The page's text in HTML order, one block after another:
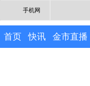
手机网
首页 快讯 金市直播